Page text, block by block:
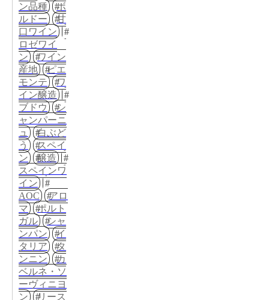
ン品種
ボ
ルドー
甘
口ワイン
ロゼワイ
ン
ワイン
産地
ピエ
モンテ
ワ
イン醸造
ブドウ
シ
ャンパーニ
ュ
白ぶど
う
スペイ
ン
醸造
スペインワ
イン
AOC
アロ
マ
ポルト
ガル
シャ
ンパン
イ
タリア
タ
ンニン
カ
ベルネ・ソ
ーヴィニヨ
ン
リース